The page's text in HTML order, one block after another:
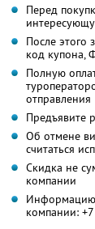
Перед
После этого
код купона,
Полную
отправления
Предъявите
Об отмене
считаться
Скидка не
компании
Информацию
компании: